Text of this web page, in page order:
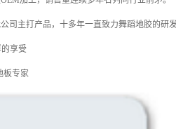
司主打产品，十多年一直致力舞蹈地胶的研
享受
板专家